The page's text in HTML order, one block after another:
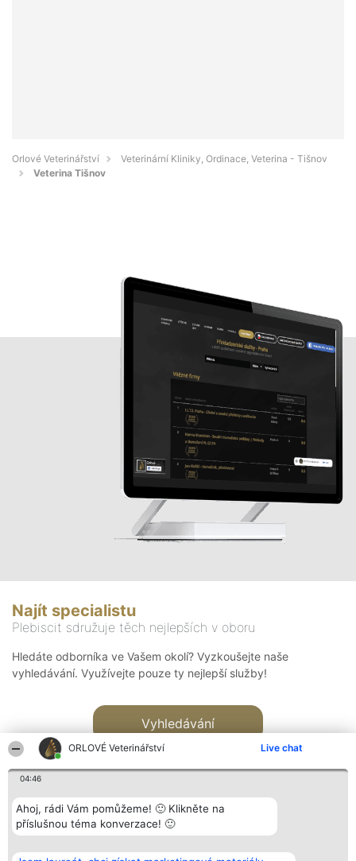
ORLOVÉ Veterinářství Live chat
04:46
Ahoj, rádi Vám pomůžeme! 🙂 Klikněte na
příslušnou téma konverzace! 🙂
Orlové Veterinářství
Veterinární Kliniky, Ordinace, Veterina - Tišnov
Veterina Tišnov
Najít specialistu
Plebiscit sdružuje těch nejlepších v oboru
Hledáte odborníka ve Vašem okolí? Vyzkoušejte naše
vyhledávání. Využívejte pouze ty nejlepší služby!
Vyhledávání
Bright Side Solutions sp. z o.
Vítězové
Kontakt